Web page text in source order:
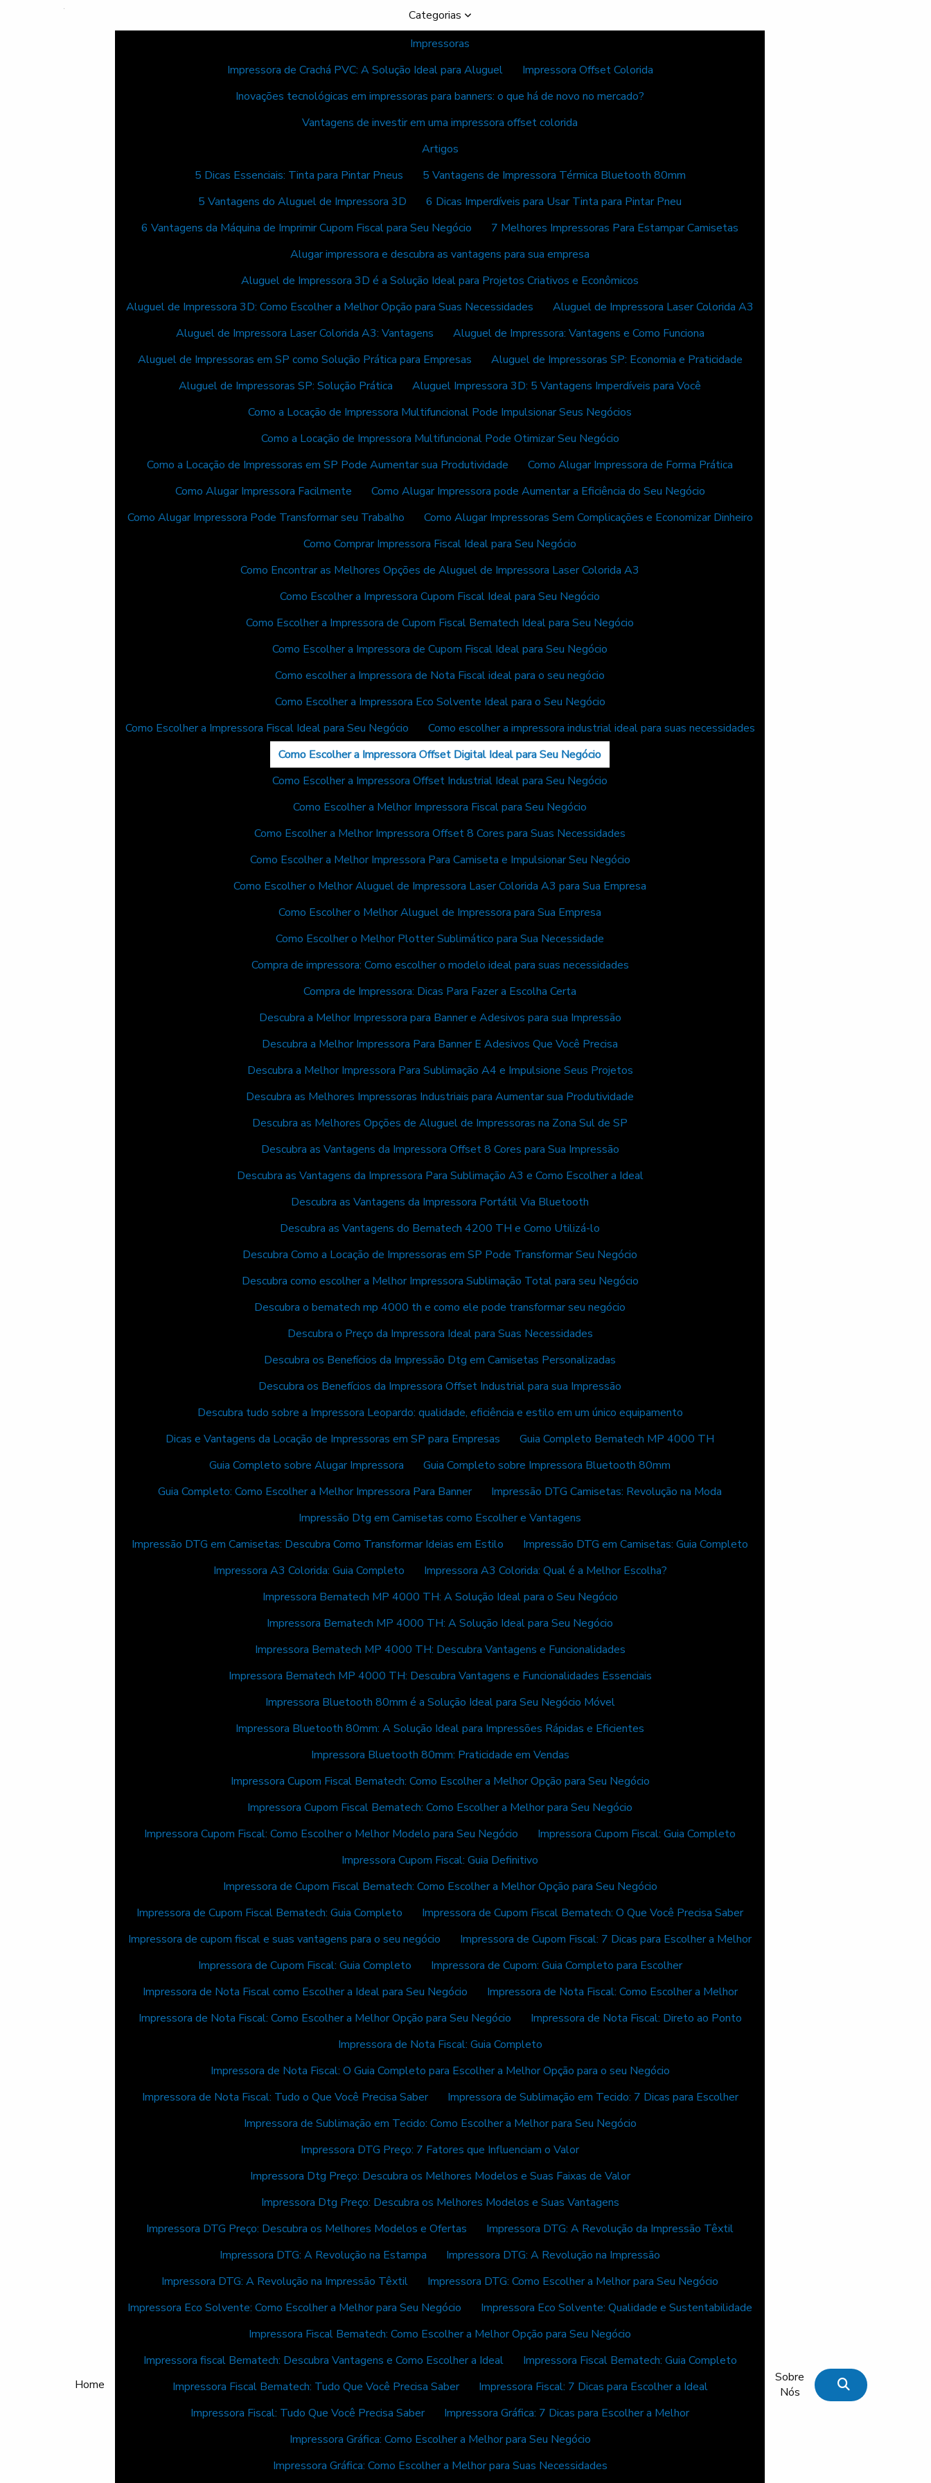
Home
Categorias
Impressoras
Impressora de Crachá PVC: A Solução Ideal para Aluguel
Impressora Offset Colorida
Inovações tecnológicas em impressoras para banners: o que há de novo no mercado?
Vantagens de investir em uma impressora offset colorida
Artigos
5 Dicas Essenciais: Tinta para Pintar Pneus
5 Vantagens de Impressora Térmica Bluetooth 80mm
5 Vantagens do Aluguel de Impressora 3D
6 Dicas Imperdíveis para Usar Tinta para Pintar Pneu
6 Vantagens da Máquina de Imprimir Cupom Fiscal para Seu Negócio
7 Melhores Impressoras Para Estampar Camisetas
Alugar impressora e descubra as vantagens para sua empresa
Aluguel de Impressora 3D é a Solução Ideal para Projetos Criativos e Econômicos
Aluguel de Impressora 3D: Como Escolher a Melhor Opção para Suas Necessidades
Aluguel de Impressora Laser Colorida A3
Aluguel de Impressora Laser Colorida A3: Vantagens
Aluguel de Impressora: Vantagens e Como Funciona
Aluguel de Impressoras em SP como Solução Prática para Empresas
Aluguel de Impressoras SP: Economia e Praticidade
Aluguel de Impressoras SP: Solução Prática
Aluguel Impressora 3D: 5 Vantagens Imperdíveis para Você
Como a Locação de Impressora Multifuncional Pode Impulsionar Seus Negócios
Como a Locação de Impressora Multifuncional Pode Otimizar Seu Negócio
Como a Locação de Impressoras em SP Pode Aumentar sua Produtividade
Como Alugar Impressora de Forma Prática
Como Alugar Impressora Facilmente
Como Alugar Impressora pode Aumentar a Eficiência do Seu Negócio
Como Alugar Impressora Pode Transformar seu Trabalho
Como Alugar Impressoras Sem Complicações e Economizar Dinheiro
Como Comprar Impressora Fiscal Ideal para Seu Negócio
Como Encontrar as Melhores Opções de Aluguel de Impressora Laser Colorida A3
Como Escolher a Impressora Cupom Fiscal Ideal para Seu Negócio
Como Escolher a Impressora de Cupom Fiscal Bematech Ideal para Seu Negócio
Como Escolher a Impressora de Cupom Fiscal Ideal para Seu Negócio
Como escolher a Impressora de Nota Fiscal ideal para o seu negócio
Como Escolher a Impressora Eco Solvente Ideal para o Seu Negócio
Como Escolher a Impressora Fiscal Ideal para Seu Negócio
Como escolher a impressora industrial ideal para suas necessidades
Como Escolher a Impressora Offset Digital Ideal para Seu Negócio
Como Escolher a Impressora Offset Industrial Ideal para Seu Negócio
Como Escolher a Melhor Impressora Fiscal para Seu Negócio
Como Escolher a Melhor Impressora Offset 8 Cores para Suas Necessidades
Como Escolher a Melhor Impressora Para Camiseta e Impulsionar Seu Negócio
Como Escolher o Melhor Aluguel de Impressora Laser Colorida A3 para Sua Empresa
Como Escolher o Melhor Aluguel de Impressora para Sua Empresa
Como Escolher o Melhor Plotter Sublimático para Sua Necessidade
Compra de impressora: Como escolher o modelo ideal para suas necessidades
Compra de Impressora: Dicas Para Fazer a Escolha Certa
Descubra a Melhor Impressora para Banner e Adesivos para sua Impressão
Descubra a Melhor Impressora Para Banner E Adesivos Que Você Precisa
Descubra a Melhor Impressora Para Sublimação A4 e Impulsione Seus Projetos
Descubra as Melhores Impressoras Industriais para Aumentar sua Produtividade
Descubra as Melhores Opções de Aluguel de Impressoras na Zona Sul de SP
Descubra as Vantagens da Impressora Offset 8 Cores para Sua Impressão
Descubra as Vantagens da Impressora Para Sublimação A3 e Como Escolher a Ideal
Descubra as Vantagens da Impressora Portátil Via Bluetooth
Descubra as Vantagens do Bematech 4200 TH e Como Utilizá-lo
Descubra Como a Locação de Impressoras em SP Pode Transformar Seu Negócio
Descubra como escolher a Melhor Impressora Sublimação Total para seu Negócio
Descubra o bematech mp 4000 th e como ele pode transformar seu negócio
Descubra o Preço da Impressora Ideal para Suas Necessidades
Descubra os Benefícios da Impressão Dtg em Camisetas Personalizadas
Descubra os Benefícios da Impressora Offset Industrial para sua Impressão
Descubra tudo sobre a Impressora Leopardo: qualidade, eficiência e estilo em um único equipamento
Dicas e Vantagens da Locação de Impressoras em SP para Empresas
Guia Completo Bematech MP 4000 TH
Guia Completo sobre Alugar Impressora
Guia Completo sobre Impressora Bluetooth 80mm
Guia Completo: Como Escolher a Melhor Impressora Para Banner
Impressão DTG Camisetas: Revolução na Moda
Impressão Dtg em Camisetas como Escolher e Vantagens
Impressão DTG em Camisetas: Descubra Como Transformar Ideias em Estilo
Impressão DTG em Camisetas: Guia Completo
Impressora A3 Colorida: Guia Completo
Impressora A3 Colorida: Qual é a Melhor Escolha?
Impressora Bematech MP 4000 TH: A Solução Ideal para o Seu Negócio
Impressora Bematech MP 4000 TH: A Solução Ideal para Seu Negócio
Impressora Bematech MP 4000 TH: Descubra Vantagens e Funcionalidades
Impressora Bematech MP 4000 TH: Descubra Vantagens e Funcionalidades Essenciais
Impressora Bluetooth 80mm é a Solução Ideal para Seu Negócio Móvel
Impressora Bluetooth 80mm: A Solução Ideal para Impressões Rápidas e Eficientes
Impressora Bluetooth 80mm: Praticidade em Vendas
Impressora Cupom Fiscal Bematech: Como Escolher a Melhor Opção para Seu Negócio
Impressora Cupom Fiscal Bematech: Como Escolher a Melhor para Seu Negócio
Impressora Cupom Fiscal: Como Escolher o Melhor Modelo para Seu Negócio
Impressora Cupom Fiscal: Guia Completo
Impressora Cupom Fiscal: Guia Definitivo
Impressora de Cupom Fiscal Bematech: Como Escolher a Melhor Opção para Seu Negócio
Impressora de Cupom Fiscal Bematech: Guia Completo
Impressora de Cupom Fiscal Bematech: O Que Você Precisa Saber
Impressora de cupom fiscal e suas vantagens para o seu negócio
Impressora de Cupom Fiscal: 7 Dicas para Escolher a Melhor
Impressora de Cupom Fiscal: Guia Completo
Impressora de Cupom: Guia Completo para Escolher
Impressora de Nota Fiscal como Escolher a Ideal para Seu Negócio
Impressora de Nota Fiscal: Como Escolher a Melhor
Impressora de Nota Fiscal: Como Escolher a Melhor Opção para Seu Negócio
Impressora de Nota Fiscal: Direto ao Ponto
Impressora de Nota Fiscal: Guia Completo
Impressora de Nota Fiscal: O Guia Completo para Escolher a Melhor Opção para o seu Negócio
Impressora de Nota Fiscal: Tudo o Que Você Precisa Saber
Impressora de Sublimação em Tecido: 7 Dicas para Escolher
Impressora de Sublimação em Tecido: Como Escolher a Melhor para Seu Negócio
Impressora DTG Preço: 7 Fatores que Influenciam o Valor
Impressora Dtg Preço: Descubra os Melhores Modelos e Suas Faixas de Valor
Impressora Dtg Preço: Descubra os Melhores Modelos e Suas Vantagens
Impressora DTG Preço: Descubra os Melhores Modelos e Ofertas
Impressora DTG: A Revolução da Impressão Têxtil
Impressora DTG: A Revolução na Estampa
Impressora DTG: A Revolução na Impressão
Impressora DTG: A Revolução na Impressão Têxtil
Impressora DTG: Como Escolher a Melhor para Seu Negócio
Impressora Eco Solvente: Como Escolher a Melhor para Seu Negócio
Impressora Eco Solvente: Qualidade e Sustentabilidade
Impressora Fiscal Bematech: Como Escolher a Melhor Opção para Seu Negócio
Impressora fiscal Bematech: Descubra Vantagens e Como Escolher a Ideal
Impressora Fiscal Bematech: Guia Completo
Impressora Fiscal Bematech: Tudo Que Você Precisa Saber
Impressora Fiscal: 7 Dicas para Escolher a Ideal
Impressora Fiscal: Tudo Que Você Precisa Saber
Impressora Gráfica: 7 Dicas para Escolher a Melhor
Impressora Gráfica: Como Escolher a Melhor para Seu Negócio
Impressora Gráfica: Como Escolher a Melhor para Suas Necessidades
Sobre
Nós